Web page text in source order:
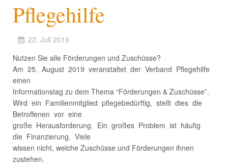
Pflegehilfe
22. Juli 2019
Nutzen Sie alle Förderungen und Zuschüsse?
Am 25. August 2019 veranstaltet der Verband Pflegehilfe
einen
Informationstag zu dem Thema “Förderungen & Zuschüsse”.
Wird ein Familienmitglied pflegebedürftig, stellt dies die
Betroffenen vor eine
große Herausforderung. Ein großes Problem ist häufig
die Finanzierung. Viele
wissen nicht, welche Zuschüsse und Förderungen ihnen
zustehen.